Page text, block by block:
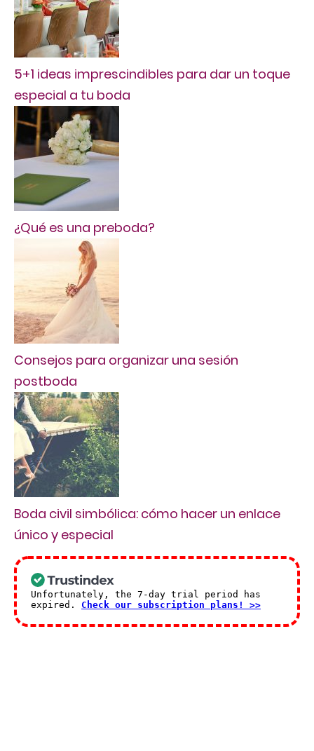
5+1 ideas imprescindibles para dar un toque
especial a tu boda
¿Qué es una preboda?
Consejos para organizar una sesión
postboda
Boda civil simbólica: cómo hacer un enlace
único y especial